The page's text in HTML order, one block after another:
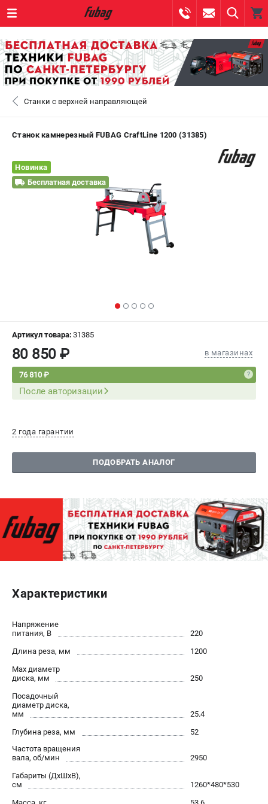
СЕРВИС
МАГАЗИНЫ
ВХОД ИЛИ РЕГИСТРАЦИЯ
ЗАКАЗАТЬ ЗАПЧАСТЬ
+7 (8112) 59-10-67 - ЗАКАЗ ЗАПЧАСТЕЙ
+7 (812) 317-60-57 - ЗАКАЗ ИЗДЕЛИЙ
САНКТ-ПЕТЕРБУРГ
0 ₽
ПОДДЕРЖКА
Как нас найти
О бренде
Пользовательское соглашение
Способы оплаты
ЭЛЕКТРОСТАНЦИИ
Генераторы дизельные
Генераторы сварочные
ПОЛЕЗНЫЕ СТАТЬИ
Как выбрать краскопульт?
Как выбрать мотопомпу?
Как выбрать бензопилу?
Как правильно выбрать генератор?
Как выбрать сварочный аппарат?
СВАРОЧНЫЕ АППАРАТЫ
Станки с верхней направляющей
Станок камнерезный FUBAG CraftLine 1200 (31385)
Новинка
Бесплатная доставка
Артикул товара: 31385
80 850 ₽ в магазинах
76 810 ₽
После авторизации
2 года гарантии
ПОДОБРАТЬ АНАЛОГ
Характеристики
Напряжение
питания, В
220
Длина реза, мм
1200
Max диаметр
диска, мм
250
Посадочный
диаметр диска,
мм
25.4
Глубина реза, мм
52
Частота вращения
вала, об/мин
2950
Габариты (ДхШхВ),
см
1260*480*530